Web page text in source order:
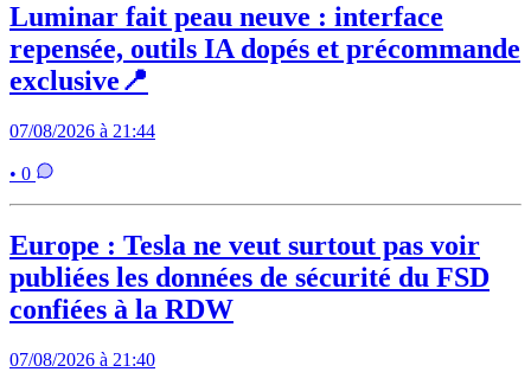
Luminar fait peau neuve : interface
repensée, outils IA dopés et précommande
exclusive📍
07/08/2026 à 21:44
• 0
Europe : Tesla ne veut surtout pas voir
publiées les données de sécurité du FSD
confiées à la RDW
07/08/2026 à 21:40